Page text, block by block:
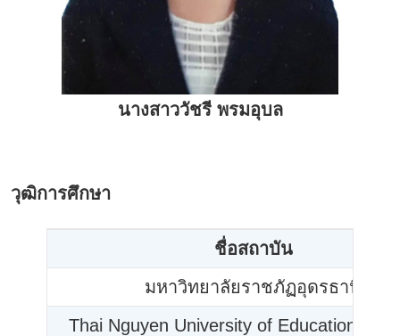
นางสาววัชรี พรมอุบล
วุฒิการศึกษา
ชื่อสถาบัน
มหาวิทยาลัยราชภัฏอุดรธานี
Thai Nguyen University of Education,